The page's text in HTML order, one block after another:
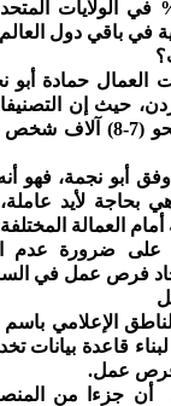
في باقي دول
العمال حمادة
حيث إن
أبو نجمة، فهو
بحاجة لأيد
العمالة
على ضرورة عدم
فرص عمل في
الإعلامي باسم
قاعدة بيانات
فرص عمل.
جزءا من المنصة